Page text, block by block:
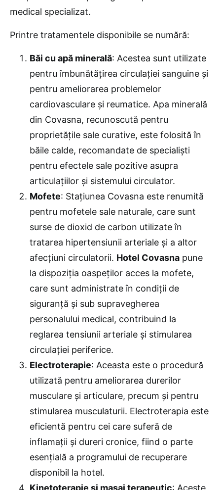
medical specializat.
Printre tratamentele disponibile se numără:
Băi cu apă minerală: Acestea sunt utilizate
pentru îmbunătățirea circulației sanguine și
pentru ameliorarea problemelor
cardiovasculare și reumatice. Apa minerală
din Covasna, recunoscută pentru
proprietățile sale curative, este folosită în
băile calde, recomandate de specialiști
pentru efectele sale pozitive asupra
articulațiilor și sistemului circulator.
Mofete: Stațiunea Covasna este renumită
pentru mofetele sale naturale, care sunt
surse de dioxid de carbon utilizate în
tratarea hipertensiunii arteriale și a altor
afecțiuni circulatorii. Hotel Covasna pune
la dispoziția oaspeților acces la mofete,
care sunt administrate în condiții de
siguranță și sub supravegherea
personalului medical, contribuind la
reglarea tensiunii arteriale și stimularea
circulației periferice.
Electroterapie: Aceasta este o procedură
utilizată pentru ameliorarea durerilor
musculare și articulare, precum și pentru
stimularea musculaturii. Electroterapia este
eficientă pentru cei care suferă de
inflamații și dureri cronice, fiind o parte
esențială a programului de recuperare
disponibil la hotel.
Kinetoterapie și masaj terapeutic: Aceste